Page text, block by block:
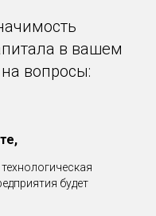
в вашем
на вопросы:
будет